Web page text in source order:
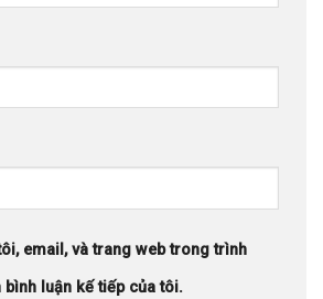
email, và trang web trong trình
bình luận kế tiếp của tôi.